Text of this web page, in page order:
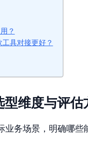
？
具对接更好？
维度与评估
务场景，明确哪